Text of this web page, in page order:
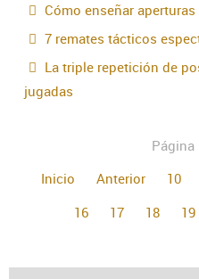
Cómo enseñar
7 remates tácticos
La triple repetición de
jugadas
Página
Inicio
Anterior 10
16
17 18 19